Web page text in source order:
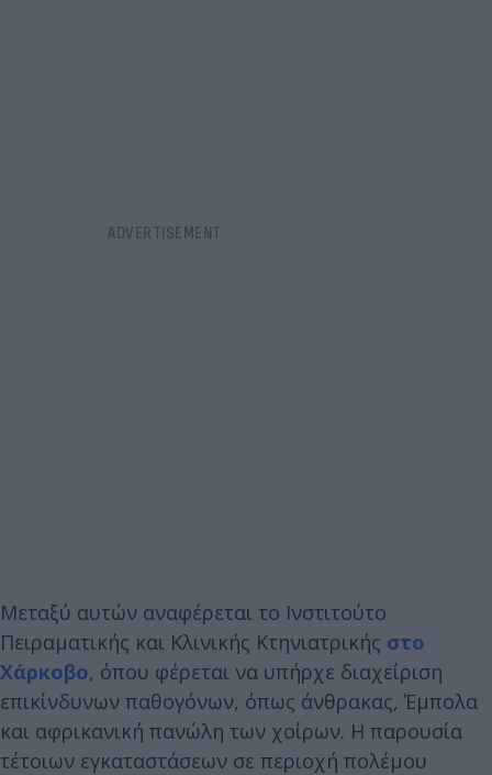
Μεταξύ αυτών αναφέρεται το Ινστιτούτο
Πειραματικής και Κλινικής Κτηνιατρικής στο
Χάρκοβο, όπου φέρεται να υπήρχε διαχείριση
επικίνδυνων παθογόνων, όπως άνθρακας, Έμπολα
και αφρικανική πανώλη των χοίρων. Η παρουσία
τέτοιων εγκαταστάσεων σε περιοχή πολέμου